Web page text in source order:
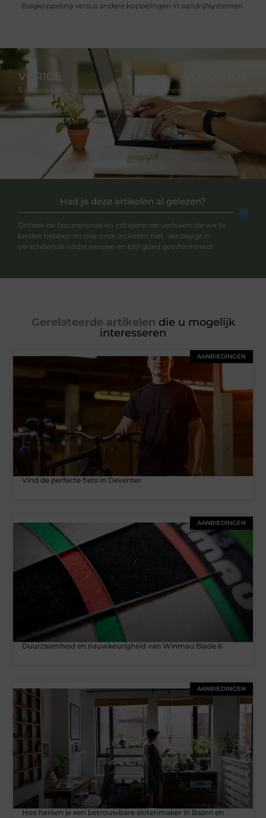
Balgkoppeling versus andere koppelingen in aandrijfsystemen
Had je deze artikelen al gelezen?
Ontdek de fascinerende en intrigerende verhalen die we te
bieden hebben en mis onze artikelen niet. Verdiep je in
verschillende onderwerpen en blijf goed geïnformeerd!
VORIGE
Gerelateerde artikelen die u mogelijk
interesseren
AANBIEDINGEN
Vind de perfecte fiets in Deventer
AANBIEDINGEN
Duurzaamheid en nauwkeurigheid van Winmau Blade 6
AANBIEDINGEN
Hoe herken je een betrouwbare slotenmaker in Baarn en